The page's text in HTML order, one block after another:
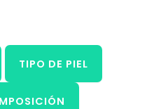
TIPO DE PIEL